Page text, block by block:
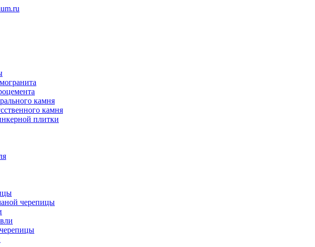
камня
камня
плитки
черепицы